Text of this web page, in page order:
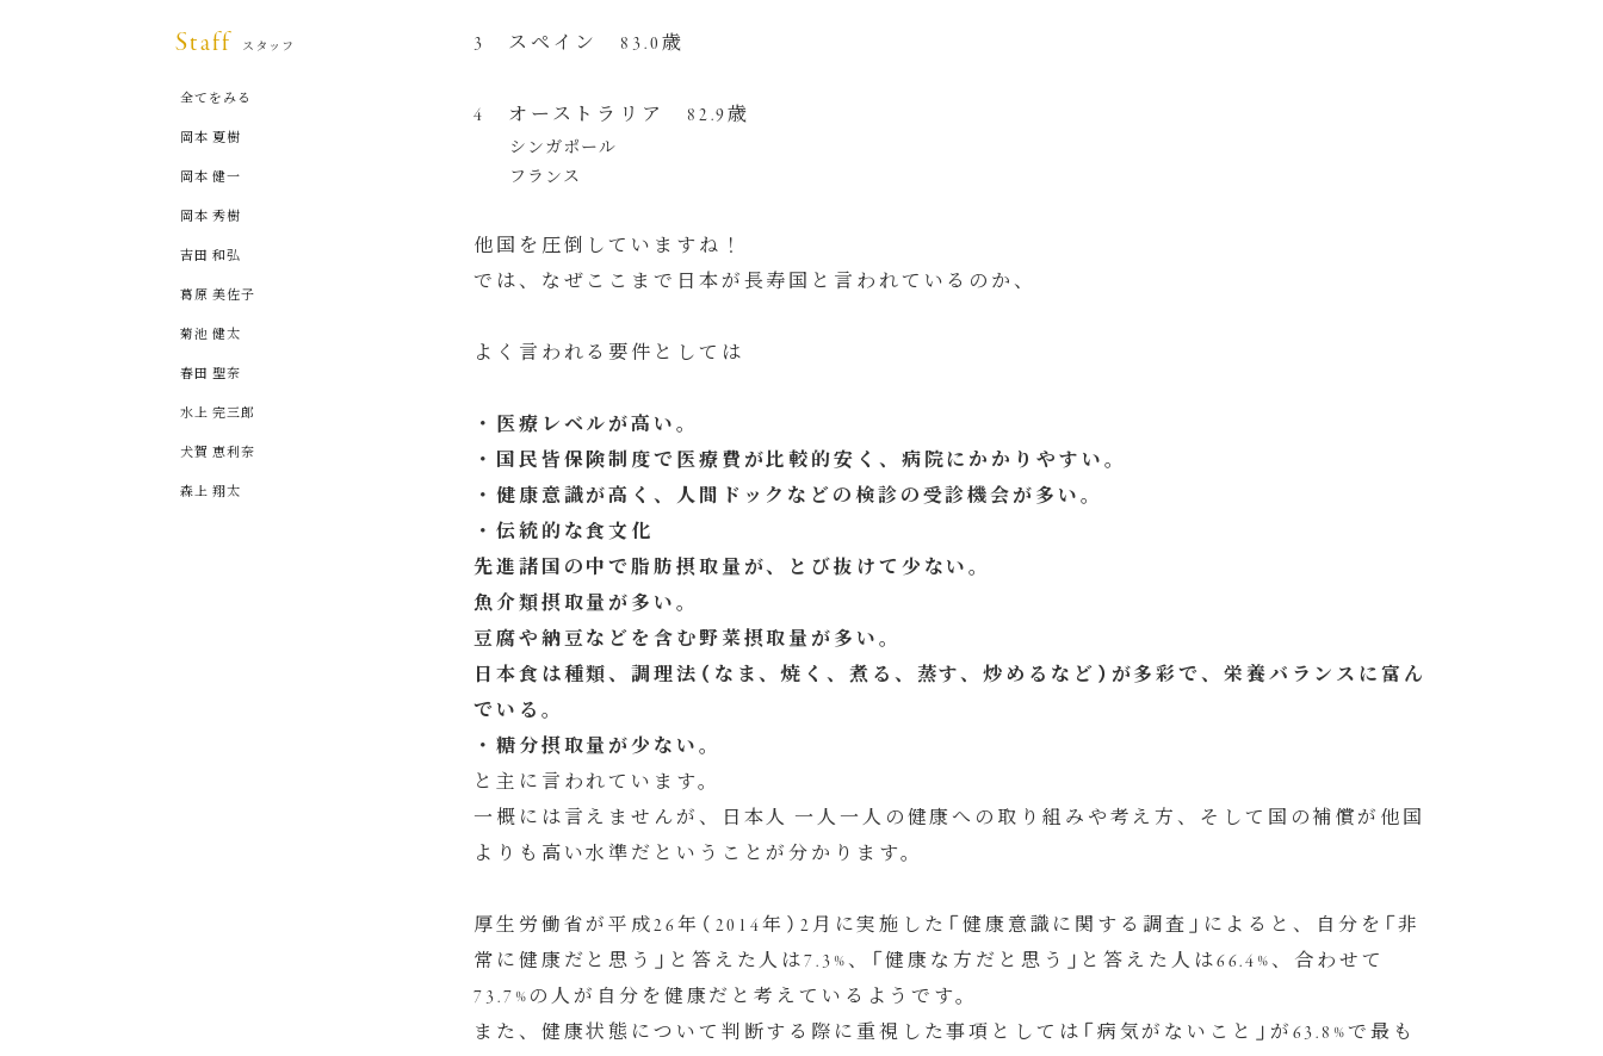
3 スペイン 83.0歳
4 オーストラリア 82.9歳
シンガポール
フランス
他国を圧倒していますね！
では、なぜここまで日本が長寿国と言われているのか、
よく言われる要件としては
・医療レベルが高い。
・国民皆保険制度で医療費が比較的安く、病院にかかりやすい。
・健康意識が高く、人間ドックなどの検診の受診機会が多い。
・伝統的な食文化
先進諸国の中で脂肪摂取量が、とび抜けて少ない。
魚介類摂取量が多い。
豆腐や納豆などを含む野菜摂取量が多い。
日本食は種類、調理法（なま、焼く、煮る、蒸す、炒めるなど）が多彩で、栄養バランスに富ん
でいる。
・糖分摂取量が少ない。
と主に言われています。
一概には言えませんが、日本人 一人一人の健康への取り組みや考え方、そして国の補償が他国
よりも高い水準だということが分かります。
厚生労働省が平成26年（2014年）2月に実施した「健康意識に関する調査」によると、自分を「非
常に健康だと思う」と答えた人は7.3%、「健康な方だと思う」と答えた人は66.4%、合わせて
73.7%の人が自分を健康だと考えているようです。
また、健康状態について判断する際に重視した事項としては「病気がないこと」が63.8%で最も
Staff スタッフ
全てをみる
岡本 夏樹
岡本 健一
岡本 秀樹
吉田 和弘
葛原 美佐子
菊池 健太
春田 聖奈
水上 完三郎
犬賀 恵利奈
森上 翔太